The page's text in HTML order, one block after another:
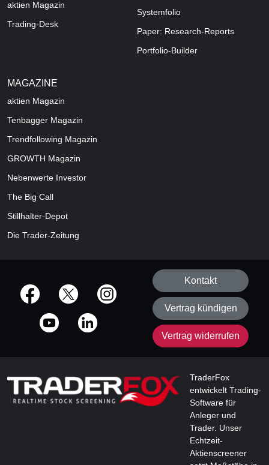
aktien Magazin
Trading-Desk
Systemfolio
Paper: Research-Reports
Portfolio-Builder
MAGAZINE
aktien Magazin
Tenbagger Magazin
Trendfollowing Magazin
GROWTH Magazin
Nebenwerte Investor
The Big Call
Stillhalter-Depot
Die Trader-Zeitung
offizielle Social Media-Accounts
Kontakt
Vertrag kündigen
Vertrag widerrufen
TraderFox
entwickelt Trading-
Software für
Anleger und
Trader. Unser
Echtzeit-
Aktienscreener